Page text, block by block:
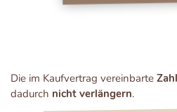
Die im Kaufvertrag vereinbarte
dadurch nicht verlängern.